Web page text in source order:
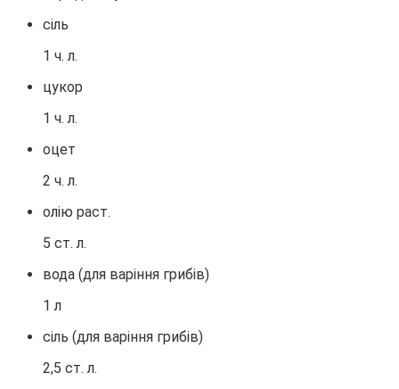
сіль
1 ч. л.
цукор
1 ч. л.
оцет
2 ч. л.
олію раст.
5 ст. л.
вода (для варіння грибів)
1 л
сіль (для варіння грибів)
2,5 ст. л.